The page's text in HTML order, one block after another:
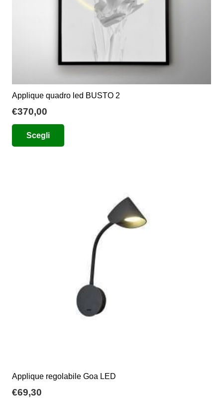
Applique quadro led BUSTO 2
€370,00
Scegli
pagina
del
prodotto
Applique regolabile Goa LED
€69,30